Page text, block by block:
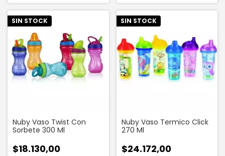
SIN STOCK
Nuby Vaso Twist Con
Sorbete 300 Ml
$18.130,00
SIN STOCK
Nuby Vaso Termico Click
270 Ml
$24.172,00